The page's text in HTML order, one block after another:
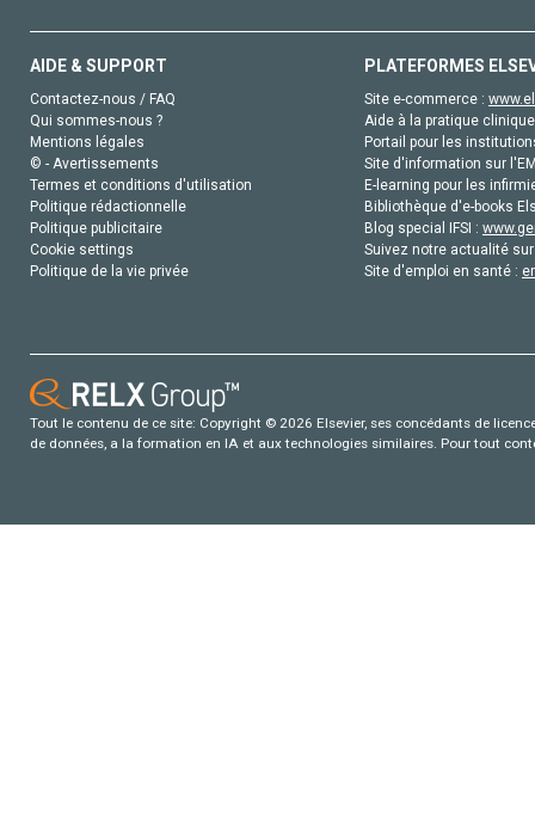
AIDE & SUPPORT
Contactez-nous / FAQ
Qui sommes-nous ?
Mentions légales
© - Avertissements
Termes et conditions d'utilisation
Politique rédactionnelle
Politique publicitaire
Cookie settings
Politique de la vie privée
PLATEFORMES
Site e-commerce :
Aide à la pratique
Portail pour les
Site d'information sur
E-learning pour les
Bibliothèque d'e-books
Blog special IFSI :
Suivez notre actualité
Site d'emploi en santé :
Tout le contenu de ce site: Copyright © 2026 Elsevier, ses concédants de
de données, a la formation en IA et aux technologies similaires. Pour tout